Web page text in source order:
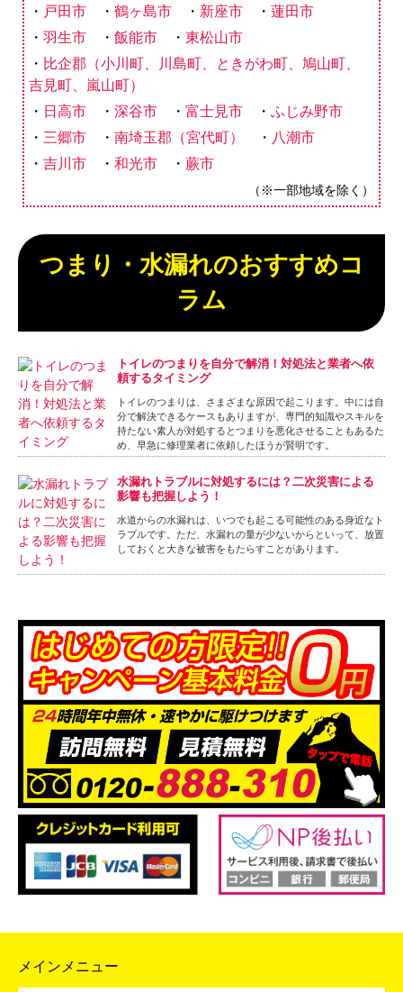
戸田市
鶴ヶ島市 新座市
蓮田市
羽生市
飯能市
東松山市
比企郡（小川町、川島町、ときがわ町、鳩山町、
吉見町、嵐山町）
日高市
深谷市 富士見市
ふじみ野市
三郷市
南埼玉郡（宮代町）
八潮市
吉川市
和光市 蕨市
（※一部地域を除く）
つまり・水漏れのおすすめコ
ラム
トイレのつまりを自分で解消！対処法と業者へ依
頼するタイミング
トイレのつまりは、さまざまな原因で起こります。中には自
分で解決できるケースもありますが、専門的知識やスキルを
持たない素人が対処するとつまりを悪化させることもあるた
め、早急に修理業者に依頼したほうが賢明です。
水漏れトラブルに対処するには？二次災害による
影響も把握しよう！
水道からの水漏れは、いつでも起こる可能性のある身近なト
ラブルです。ただ、水漏れの量が少ないからといって、放置
しておくと大きな被害をもたらすことがあります。
メインメニュー